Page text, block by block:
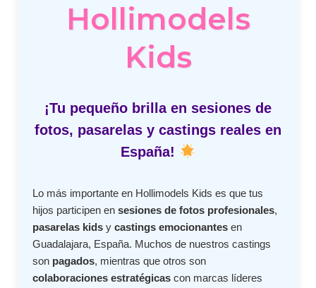
Hollimodels
Kids
¡Tu pequeño brilla en sesiones de
fotos, pasarelas y castings reales en
España!
Lo más importante en Hollimodels Kids es que tus
hijos participen ensesiones de fotos profesionales,
pasarelas kids ycastings emocionantes en
Guadalajara, España. Muchos de nuestros castings
son pagados, mientras que otros son
colaboraciones estratégicas con marcas líderes